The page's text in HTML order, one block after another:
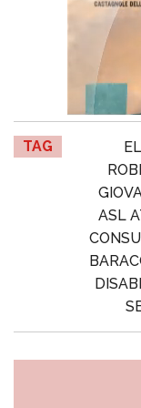
TAG
ASL